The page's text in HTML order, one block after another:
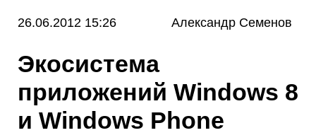
26.06.2012 15:26 Александр Семенов
Экосистема
приложений Windows 8
и Windows Phone